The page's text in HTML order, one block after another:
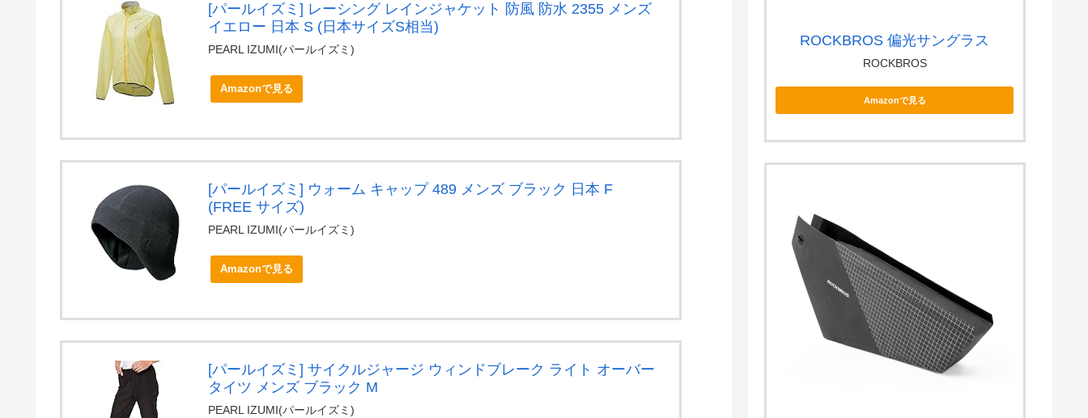
[パールイズミ] レーシング レインジャケット 防風 防水 2355 メンズ
イエロー 日本 S (日本サイズS相当)
PEARL IZUMI(パールイズミ)
Amazonで見る
[パールイズミ] ウォーム キャップ 489 メンズ ブラック 日本 F
(FREE サイズ)
PEARL IZUMI(パールイズミ)
Amazonで見る
[パールイズミ] サイクルジャージ ウィンドブレーク ライト オーバー
タイツ メンズ ブラック M
PEARL IZUMI(パールイズミ)
ROCKBROS 偏光サングラス
ROCKBROS
Amazonで見る